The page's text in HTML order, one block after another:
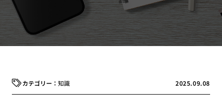
2025.09.08
知識